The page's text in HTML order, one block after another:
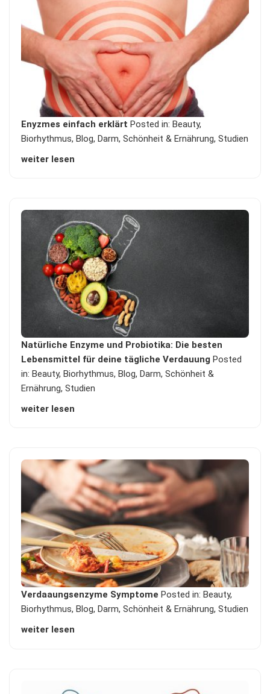
Enyzmes einfach erklärt Posted in: Beauty,
Biorhythmus,Blog,Darm,Schönheit & Ernährung,Studien
weiter lesen
Natürliche Enzyme und Probiotika: Die besten
Lebensmittel für deine tägliche Verdauung Posted
in: Beauty,Biorhythmus,Blog,Darm,Schönheit &
Ernährung,Studien
weiter lesen
Verdaaungsenzyme Symptome Posted in: Beauty,
Biorhythmus, Blog, Darm,Schönheit & Ernährung,Studien
weiter lesen